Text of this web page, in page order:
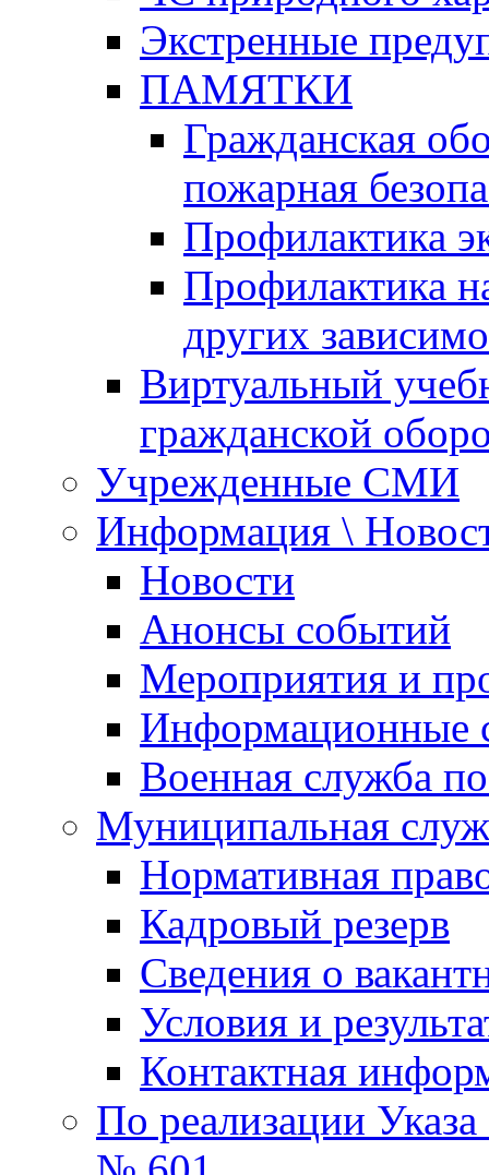
Экстренные
ПАМЯТКИ
Гражданская
пожарная
Профилактика
Профилактика
других
Виртуальный
гражданской
Учрежденные СМИ
Информация \
Новости
Анонсы событий
Мероприятия и
Информационные
Военная служба
Муниципальная
Нормативная
Кадровый резерв
Сведения о
Условия и
Контактная
По реализации